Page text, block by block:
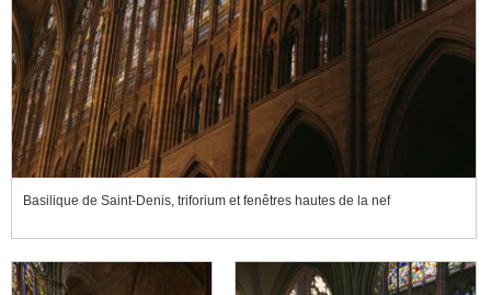
Basilique de Saint-Denis, triforium et fenêtres hautes de la nef